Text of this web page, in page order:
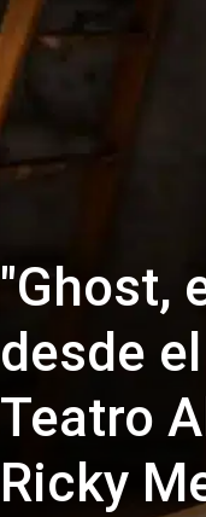
"Ghost,
desde
Teatro
Ricky